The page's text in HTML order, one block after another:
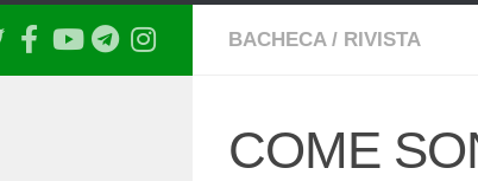
BACHECA / RIVISTA
COME